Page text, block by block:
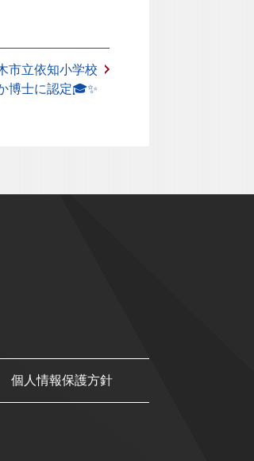
市立依知小学校
博士に認定🎓✨
個人情報保護方針